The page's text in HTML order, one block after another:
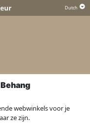
webwinkels voor je
ze zijn.